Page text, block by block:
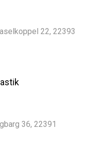
22, 22393
36, 22391